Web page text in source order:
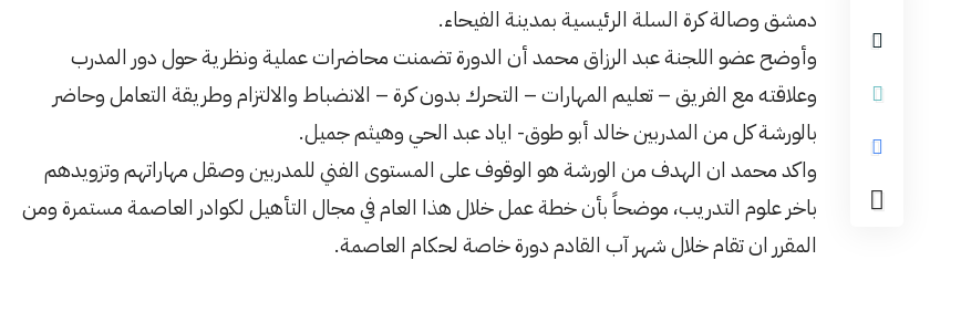
دمشق وصالة كرة السلة الرئيسية بمدينة الفيحاء.
وأوضح عضو اللجنة عبد الرزاق محمد أن الدورة تضمنت محاضرات عملية ونظرية حول دور المدرب
وعلاقته مع الفريق – تعليم المهارات – التحرك بدون كرة – الانضباط والالتزام وطريقة التعامل وحاضر
بالورشة كل من المدربين خالد أبو طوق- اياد عبد الحي وهيثم جميل.
واكد محمد ان الهدف من الورشة هو الوقوف على المستوى الفني للمدربين وصقل مهاراتهم وتزويدهم
باخر علوم التدريب، موضحاً بأن خطة عمل خلال هذا العام في مجال التأهيل لكوادر العاصمة مستمرة ومن
المقرر ان تقام خلال شهر آب القادم دورة خاصة لحكام العاصمة.